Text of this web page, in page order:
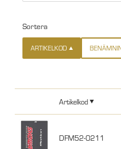
Sortera
ARTIKELKOD
Artikelkod
DFM52-0211